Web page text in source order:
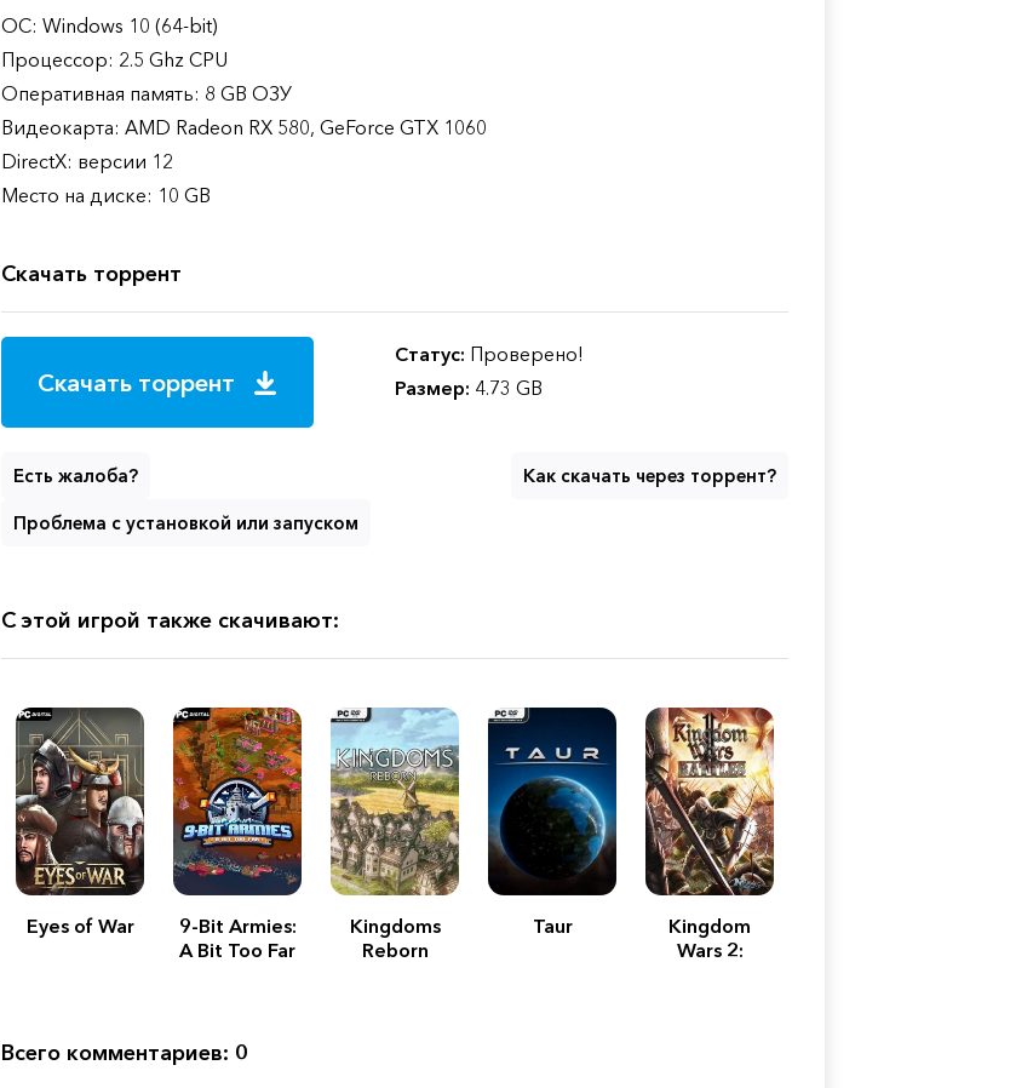
ОС: Windows 10 (64-bit)
Процессор: 2.5 Ghz CPU
Оперативная память: 8 GB ОЗУ
Видеокарта: AMD Radeon RX 580, GeForce GTX 1060
DirectX: версии 12
Место на диске: 10 GB
Скачать торрент
Скачать торрент
Статус: Проверено!
Размер: 4.73 GB
Есть жалоба? Как скачать через торрент?
Проблема с установкой или запуском
С этой игрой также скачивают:
Eyes of War
9-Bit Armies:
A Bit Too Far
Kingdoms
Reborn
Taur
Kingdom
Wars 2:
Всего комментариев: 0